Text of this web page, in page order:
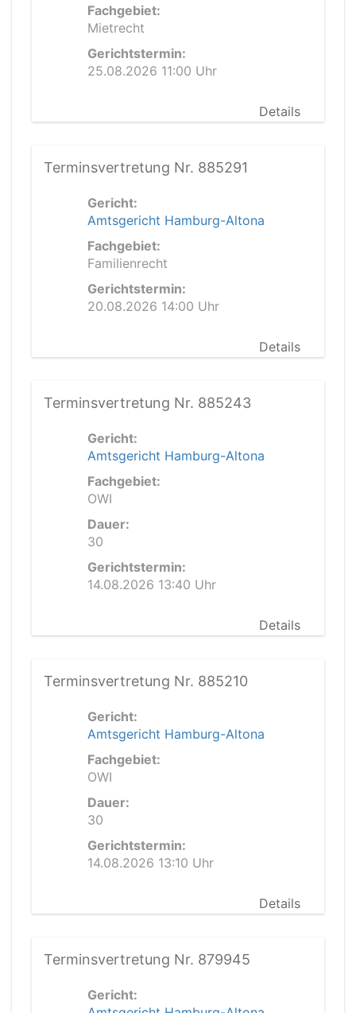
Fachgebiet:
Mietrecht
Gerichtstermin:
25.08.2026 11:00 Uhr
Details
Terminsvertretung Nr. 885291
Gericht:
Amtsgericht Hamburg-Altona
Fachgebiet:
Familienrecht
Gerichtstermin:
20.08.2026 14:00 Uhr
Details
Terminsvertretung Nr. 885243
Gericht:
Amtsgericht Hamburg-Altona
Fachgebiet:
OWI
Dauer:
30
Gerichtstermin:
14.08.2026 13:40 Uhr
Details
Terminsvertretung Nr. 885210
Gericht:
Amtsgericht Hamburg-Altona
Fachgebiet:
OWI
Dauer:
30
Gerichtstermin:
14.08.2026 13:10 Uhr
Details
Terminsvertretung Nr. 879945
Gericht: